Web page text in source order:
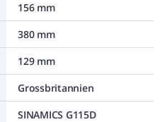
156 mm
380 mm
129 mm
Grossbritannien
SINAMICS G115D